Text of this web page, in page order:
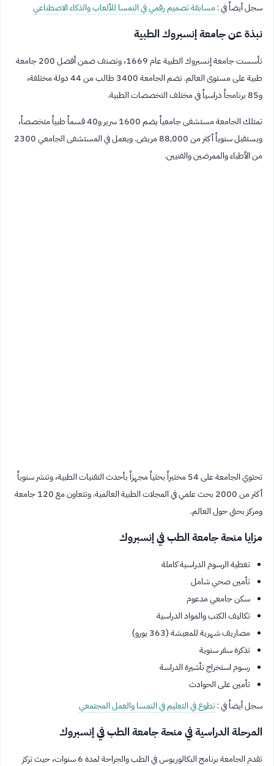
سجل أيضاً في :مسابقة تصميم رقمي في النمسا للألعاب والذكاء الاصطناعي
نبذة عن جامعة إنسبروك الطبية
تأسست جامعة إنسبروك الطبية عام 1669، وتصنف ضمن أفضل 200 جامعة
طبية على مستوى العالم. تضم الجامعة 3400 طالب من 44 دولة مختلفة،
و85 برنامجاً دراسياً في مختلف التخصصات الطبية.
تمتلك الجامعة مستشفى جامعياً يضم 1600 سرير و40 قسماً طبياً متخصصاً،
ويستقبل سنوياً أكثر من 88,000 مريض. ويعمل في المستشفى الجامعي 2300
من الأطباء والممرضين والفنيين.
تحتوي الجامعة على 54 مختبراً بحثياً مجهزاً بأحدث التقنيات الطبية، وتنشر سنوياً
أكثر من 2000 بحث علمي في المجلات الطبية العالمية. وتتعاون مع 120 جامعة
ومركز بحثي حول العالم.
مزايا منحة جامعة الطب في إنسبروك
تغطية الرسوم الدراسية كاملة
تأمين صحي شامل
سكن جامعي مدعوم
تكاليف الكتب والمواد الدراسية
مصاريف شهرية للمعيشة (363 يورو)
تذكرة سفر سنوية
رسوم استخراج تأشيرة الدراسة
تأمين على الحوادث
سجل أيضاً في :تطوع في التعليم في النمسا والعمل المجتمعي
المرحلة الدراسية في منحة جامعة الطب في إنسبروك
تقدم الجامعة برنامج البكالوريوس في الطب والجراحة لمدة 6 سنوات، حيث تركز